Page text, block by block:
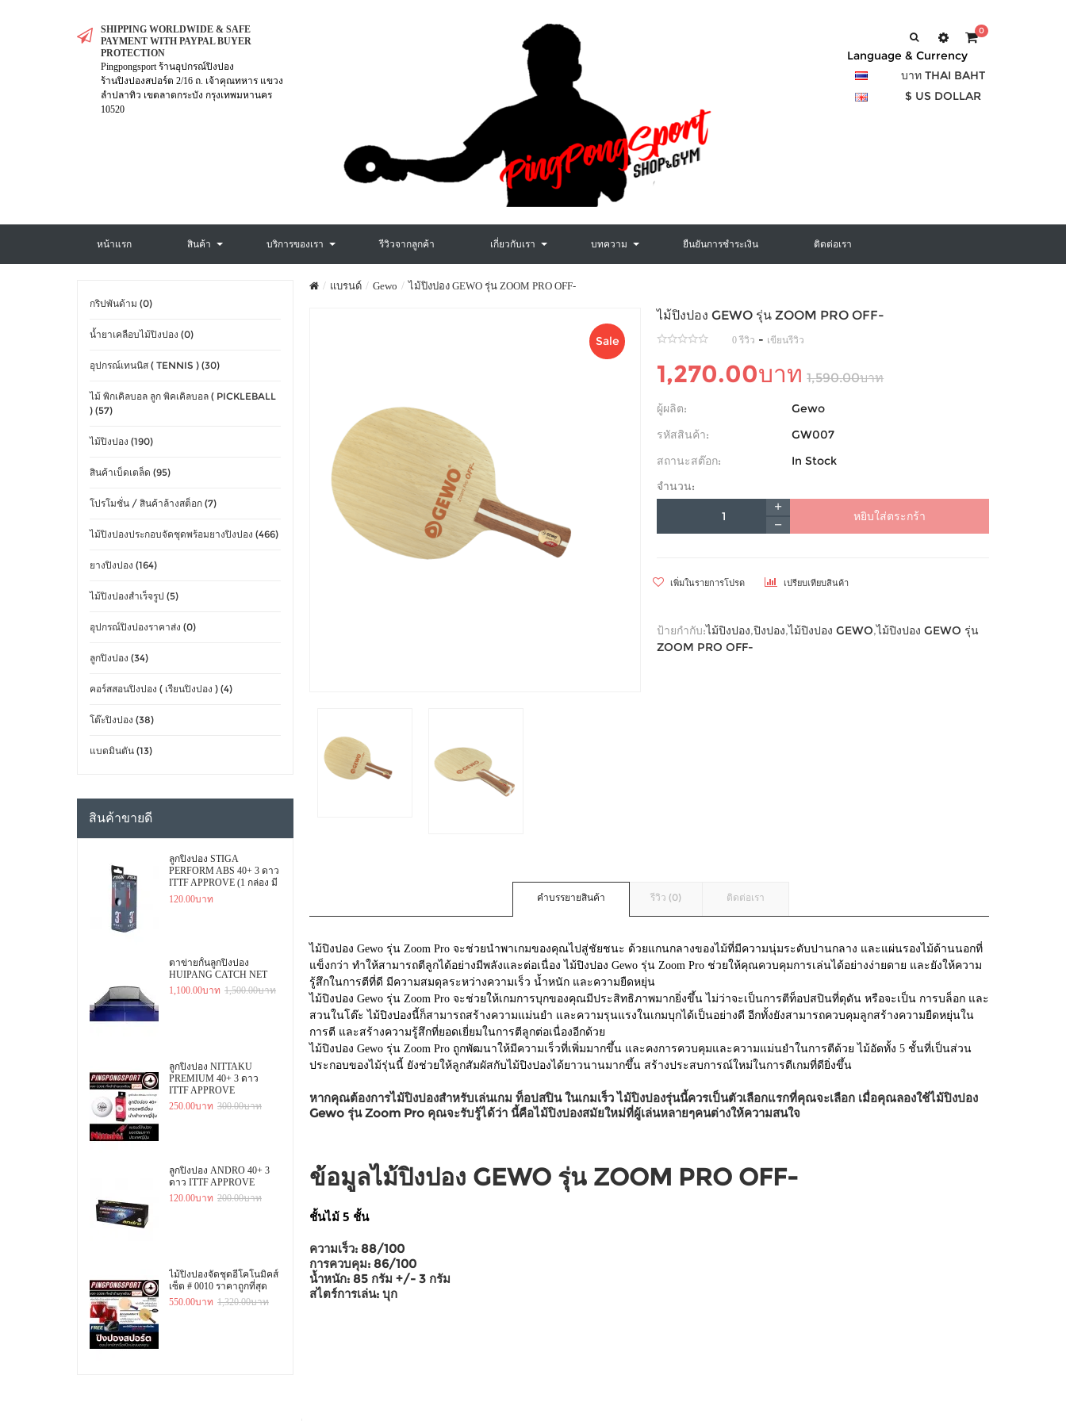
SHIPPING WORLDWIDE & SAFE
PAYMENT WITH PAYPAL BUYER
PROTECTION
Pingpongsport ร้านอุปกรณ์ปิงปอง
ร้านปิงปองสปอร์ต 2/16 ถ. เจ้าคุณทหาร แขวง
ลำปลาทิว เขตลาดกระบัง กรุงเทพมหานคร
10520
0
Language & Currency
บาท THAI BAHT
$ US DOLLAR
หน้าแรก สินค้า บริการของเรา รีวิวจากลูกค้า เกี่ยวกับเรา บทความ ยืนยันการชำระเงิน ติดต่อเรา
กริปพันด้าม (0)
น้ำยาเคลือบไม้ปิงปอง (0)
อุปกรณ์เทนนิส ( TENNIS ) (30)
ไม้ พิกเคิลบอล ลูก พิคเคิลบอล ( PICKLEBALL
) (57)
ไม้ปิงปอง (190)
สินค้าเบ็ดเตล็ด (95)
โปรโมชั่น / สินค้าล้างสต็อก (7)
ไม้ปิงปองประกอบจัดชุดพร้อมยางปิงปอง (466)
ยางปิงปอง (164)
ไม้ปิงปองสำเร็จรูป (5)
อุปกรณ์ปิงปองราคาส่ง (0)
ลูกปิงปอง (34)
คอร์สสอนปิงปอง ( เรียนปิงปอง ) (4)
โต๊ะปิงปอง (38)
แบดมินตัน (13)
สินค้าขายดี
ลูกปิงปอง STIGA
PERFORM ABS 40+ 3 ดาว
ITTF APPROVE (1 กล่อง มี
3 ลูก)
120.00บาท
ตาข่ายกั้นลูกปิงปอง
HUIPANG CATCH NET
1,100.00บาท 1,500.00บาท
ลูกปิงปอง NITTAKU
PREMIUM 40+ 3 ดาว
ITTF APPROVE
250.00บาท 300.00บาท
ลูกปิงปอง ANDRO 40+ 3
ดาว ITTF APPROVE
120.00บาท 200.00บาท
ไม้ปิงปองจัดชุดอีโคโนมิคส์
เซ็ต # 0010 ราคาถูกที่สุด
550.00บาท 1,320.00บาท
แบรนด์ Gewo ไม้ปิงปอง GEWO รุ่น ZOOM PRO OFF-
Sale
ไม้ปิงปอง GEWO รุ่น ZOOM PRO OFF-
0 รีวิว - เขียนรีวิว
1,270.00บาท 1,590.00บาท
ผู้ผลิต:
Gewo
รหัสสินค้า:
GW007
สถานะสต๊อก:
In Stock
จำนวน:
หยิบใส่ตระกร้า
เพิ่มในรายการโปรด เปรียบเทียบสินค้า
ป้ายกำกับ:ไม้ปิงปอง,ปิงปอง,ไม้ปิงปอง GEWO,ไม้ปิงปอง GEWO รุ่น
ZOOM PRO OFF-
คำบรรยายสินค้า รีวิว (0) ติดต่อเรา
ไม้ปิงปอง Gewo รุ่น Zoom Pro จะช่วยนำพาเกมของคุณไปสู่ชัยชนะ ด้วยแกนกลางของไม้ที่มีความนุ่มระดับปานกลาง และแผ่นรองไม้ด้านนอกที่
แข็งกว่า ทำให้สามารถตีลูกได้อย่างมีพลังและต่อเนื่อง ไม้ปิงปอง Gewo รุ่น Zoom Pro ช่วยให้คุณควบคุมการเล่นได้อย่างง่ายดาย และยังให้ความ
รู้สึกในการตีที่ดี มีความสมดุลระหว่างความเร็ว น้ำหนัก และความยืดหยุ่น
ไม้ปิงปอง Gewo รุ่น Zoom Pro จะช่วยให้เกมการบุกของคุณมีประสิทธิภาพมากยิ่งขึ้น ไม่ว่าจะเป็นการตีท็อปสปินที่ดุดัน หรือจะเป็น การบล็อก และ
สวนในโต๊ะ ไม้ปิงปองนี้ก็สามารถสร้างความแม่นยำ และความรุนแรงในเกมบุกได้เป็นอย่างดี อีกทั้งยังสามารถควบคุมลูกสร้างความยืดหยุ่นใน
การตี และสร้างความรู้สึกที่ยอดเยี่ยมในการตีลูกต่อเนื่องอีกด้วย
ไม้ปิงปอง Gewo รุ่น Zoom Pro ถูกพัฒนาให้มีความเร็วที่เพิ่มมากขึ้น และคงการควบคุมและความแม่นยำในการตีด้วย ไม้อัดทั้ง 5 ชั้นที่เป็นส่วน
ประกอบของไม้รุ่นนี้ ยังช่วยให้ลูกสัมผัสกับไม้ปิงปองได้ยาวนานมากขึ้น สร้างประสบการณ์ใหม่ในการตีเกมที่ดียิ่งขึ้น
หากคุณต้องการไม้ปิงปองสำหรับเล่นเกม ท็อปสปิน ในเกมเร็ว ไม้ปิงปองรุ่นนี้ควรเป็นตัวเลือกแรกที่คุณจะเลือก เมื่อคุณลองใช้ไม้ปิงปอง
Gewo รุ่น Zoom Pro คุณจะรับรู้ได้ว่า นี้คือไม้ปิงปองสมัยใหม่ที่ผู้เล่นหลายๆคนต่างให้ความสนใจ
ข้อมูลไม้ปิงปอง GEWO รุ่น ZOOM PRO OFF-
ชั้นไม้ 5 ชั้น
ความเร็ว: 88/100
การควบคุม: 86/100
น้ำหนัก: 85 กรัม +/- 3 กรัม
สไตร์การเล่น: บุก